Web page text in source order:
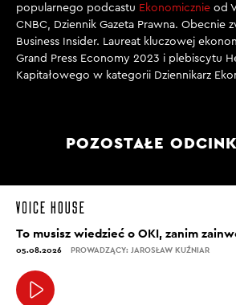
popularnego podcastu Ekonomicznie od
CNBC, Dziennik Gazeta Prawna. Obecnie
Business Insider. Laureat kluczowej
Grand Press Economy 2023 i plebiscytu
Kapitałowego w kategorii Dziennikarz
POZOSTAŁE
To musisz wiedzieć o OKI, zanim
05.08.2026 PROWADZĄCY: JAROSŁAW KUŹNIAR